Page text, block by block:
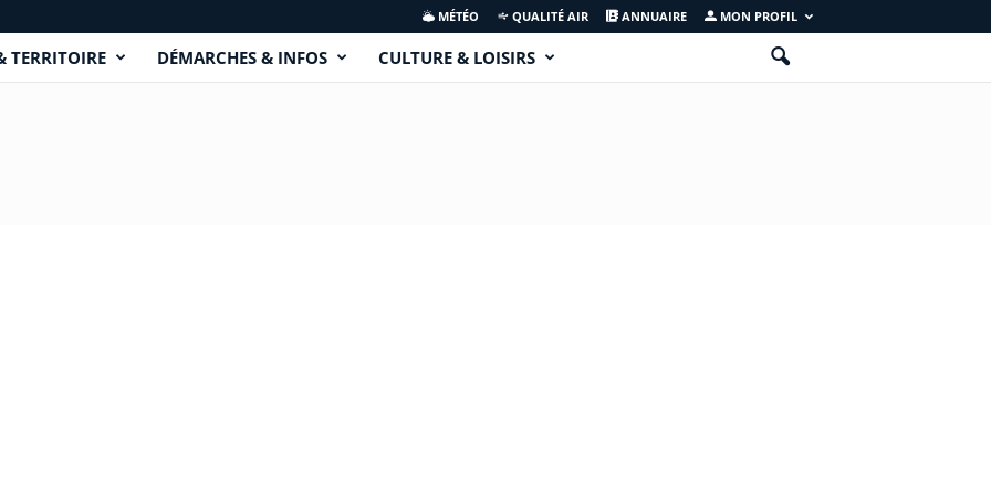
MÉTÉO QUALITÉ AIR ANNUAIRE MON PROFIL
TERRITOIRE DÉMARCHES & INFOS CULTURE & LOISIRS